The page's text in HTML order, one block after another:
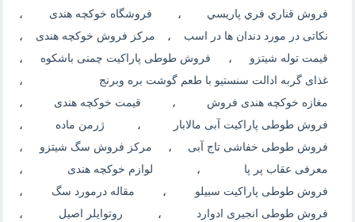
فروش قناري فري پاريسي ، فروشگاه خوکچه هندی ،
نکاتی در مورد دندان ها در اسب ، مرکز فروش خوکچه هندی ،
قیمت توله شیتزو ، فروش طوطی پاراکیت چمنی باشکوه ،
غذای گربه ادالت سنستیو با طعم گوشت بره وبرنج ،
مغازه خوکچه هندی فروش ، قیمت خوکچه هندی ،
فروش طوطی پاراکیت آبی مالابار ، ژرمن ماده ،
فروش طوطی خفاشی تاج آبی ، مرکز فروش سگ شیتزو ،
معرفی عقاب پر پا ، لوازم خوکچه هندی ،
فروش طوطی پاراکیت سبیلو ، مقاله درمورد سگ ،
فروش طوطی انجیری ادوارد ، روتوایلر اصیل ،